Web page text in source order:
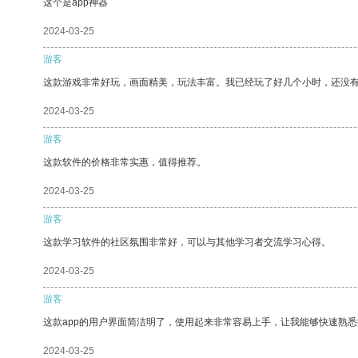
这个是app神器
2024-03-25
游客
这款游戏非常好玩，画面精美，玩法丰富。我已经玩了好几个小时，还没有
2024-03-25
游客
这款软件的价格非常实惠，值得推荐。
2024-03-25
游客
这款学习软件的社区氛围非常好，可以与其他学习者交流学习心得。
2024-03-25
游客
这款app的用户界面简洁明了，使用起来非常容易上手，让我能够快速熟悉
2024-03-25